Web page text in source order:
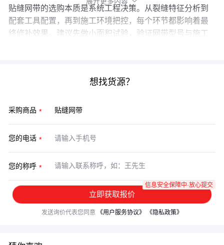
贴缝网带的选购本质是系统工程决策。从裂缝特征分析到
配套工具配置，再到施工环境把控，每个环节都影响着最
终修补效果。建议先做小面积试验，验证网带型号与施工
想找货源？
采购商品
您的电话
您的称呼
立即获取报价
信息安全保障中·放心提交
发送询价代表您同意 《用户服务协议》 《隐私政策》